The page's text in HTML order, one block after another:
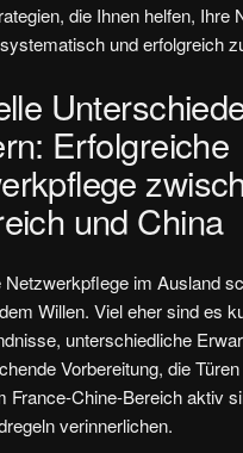
die Ihnen helfen, Ihre
und erfolgreich
Erfolgreiche
und China
Netzwerkpflege im Ausland
Willen. Viel eher sind es
unterschiedliche
Vorbereitung, die
France-Chine-Bereich aktiv
verinnerlichen.